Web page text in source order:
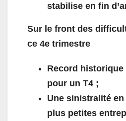
stabilise en fin
Sur le front des
ce 4e trimestre
Record
pour un T4 ;
Une sinistralité
plus petites